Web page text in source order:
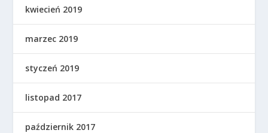
kwiecień 2019
marzec 2019
styczeń 2019
listopad 2017
październik 2017